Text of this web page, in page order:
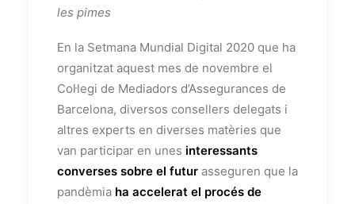
les pimes
En la Setmana Mundial Digital 2020 que ha
organitzat aquest mes de novembre el
Col·legi de Mediadors d’Assegurances de
Barcelona, diversos consellers delegats i
altres experts en diverses matèries que
van participar en unes interessants
converses sobre el futur asseguren que la
pandèmia ha accelerat el procés de